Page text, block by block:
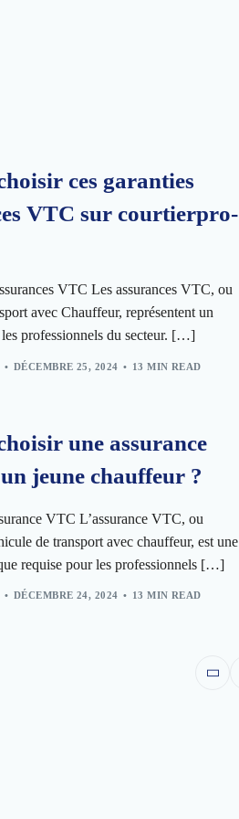
ces garanties
VTC sur courtierpro-
VTC Les assurances VTC, ou
avec Chauffeur, représentent un
professionnels du secteur. […]
DÉCEMBRE 25, 2024 13 MIN READ
une assurance
jeune chauffeur ?
VTC L’assurance VTC, ou
de transport avec chauffeur, est une
requise pour les professionnels […]
DÉCEMBRE 24, 2024 13 MIN READ